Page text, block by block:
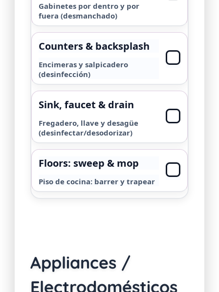
Gabinetes por dentro y por
fuera (desmanchado)
Counters & backsplash
Encimeras y salpicadero
(desinfección)
Sink, faucet & drain
Fregadero, llave y desagüe
(desinfectar/desodorizar)
Floors: sweep & mop
Piso de cocina: barrer y trapear
Appliances /
Electrodomésticos